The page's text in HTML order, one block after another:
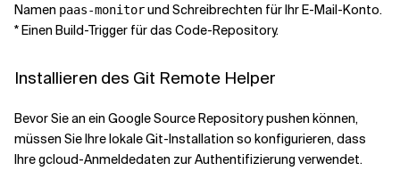
Namen paas-monitorund Schreibrechten für Ihr E-Mail-Konto.
* Einen Build-Trigger für das Code-Repository.
Installieren des Git Remote Helper
Bevor Sie an ein Google Source Repository pushen können,
müssen Sie Ihre lokale Git-Installation so konfigurieren, dass
Ihre gcloud-Anmeldedaten zur Authentifizierung verwendet.